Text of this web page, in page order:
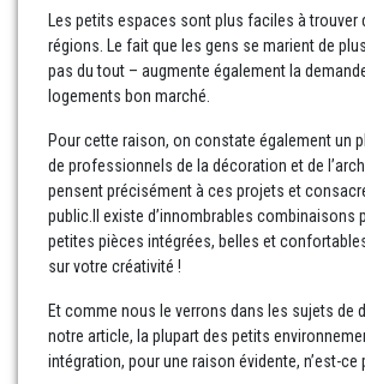
Les petits espaces sont plus faciles à trouver
régions. Le fait que les gens se marient de
pas du tout – augmente également la
logements bon marché.
Pour cette raison, on constate également un
de professionnels de la décoration et de
pensent précisément à ces projets et
public.Il existe d’innombrables combinaisons
petites pièces intégrées, belles et
sur votre créativité !
Et comme nous le verrons dans les sujets de
notre article, la plupart des petits
intégration, pour une raison évidente, n’est-ce